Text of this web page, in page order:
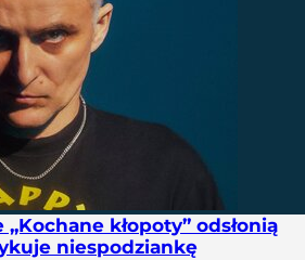
kłopoty” odsłonią
niespodziankę